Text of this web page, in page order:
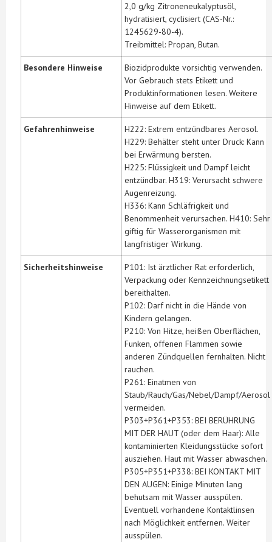
2,0 g/kg Zitroneneukalyptusöl,
hydratisiert, cyclisiert (CAS-Nr.:
1245629-80-4).
Treibmittel: Propan, Butan.
Besondere Hinweise
Biozidprodukte vorsichtig verwenden.
Vor Gebrauch stets Etikett und
Produktinformationen lesen. Weitere
Hinweise auf dem Etikett.
Gefahrenhinweise
H222: Extrem entzündbares Aerosol.
H229: Behälter steht unter Druck: Kann
bei Erwärmung bersten.
H225: Flüssigkeit und Dampf leicht
entzündbar. H319: Verursacht schwere
Augenreizung.
H336: Kann Schläfrigkeit und
Benommenheit verursachen. H410: Sehr
giftig für Wasserorganismen mit
langfristiger Wirkung.
Sicherheitshinweise
P101: Ist ärztlicher Rat erforderlich,
Verpackung oder Kennzeichnungsetikett
bereithalten.
P102: Darf nicht in die Hände von
Kindern gelangen.
P210: Von Hitze, heißen Oberflächen,
Funken, offenen Flammen sowie
anderen Zündquellen fernhalten. Nicht
rauchen.
P261: Einatmen von
Staub/Rauch/Gas/Nebel/Dampf/Aerosol
vermeiden.
P303+P361+P353: BEI BERÜHRUNG
MIT DER HAUT (oder dem Haar): Alle
kontaminierten Kleidungsstücke sofort
ausziehen. Haut mit Wasser abwaschen.
P305+P351+P338: BEI KONTAKT MIT
DEN AUGEN: Einige Minuten lang
behutsam mit Wasser ausspülen.
Eventuell vorhandene Kontaktlinsen
nach Möglichkeit entfernen. Weiter
ausspülen.